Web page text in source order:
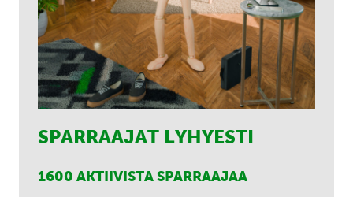
SPARRAAJAT LYHYESTI
1600 AKTIIVISTA SPARRAAJAA